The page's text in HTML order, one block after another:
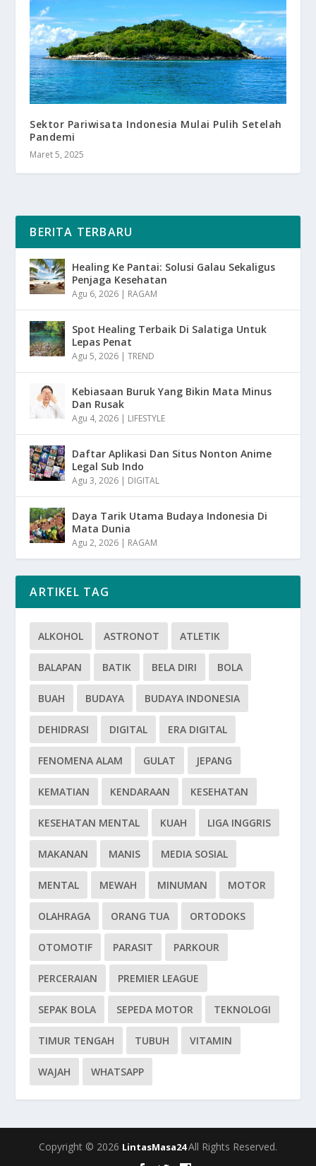
Sektor Pariwisata Indonesia Mulai Pulih Setelah
Pandemi
Maret 5, 2025
BERITA TERBARU
Healing Ke Pantai: Solusi Galau Sekaligus
Penjaga Kesehatan
Agu 6, 2026 | RAGAM
Spot Healing Terbaik Di Salatiga Untuk
Lepas Penat
Agu 5, 2026 |TREND
Kebiasaan Buruk Yang Bikin Mata Minus
Dan Rusak
Agu 4, 2026 | LIFESTYLE
Daftar Aplikasi Dan Situs Nonton Anime
Legal Sub Indo
Agu 3, 2026 | DIGITAL
Daya Tarik Utama Budaya Indonesia Di
Mata Dunia
Agu 2, 2026 | RAGAM
ARTIKEL TAG
ALKOHOL ASTRONOT ATLETIK
BALAPAN BATIK BELA DIRI BOLA
BUAH BUDAYA BUDAYA INDONESIA
DEHIDRASI DIGITAL ERA DIGITAL
FENOMENA ALAM GULAT JEPANG
KEMATIAN KENDARAAN KESEHATAN
KESEHATAN MENTAL KUAH LIGA INGGRIS
MAKANAN MANIS MEDIA SOSIAL
MENTAL MEWAH MINUMAN MOTOR
OLAHRAGA ORANG TUA ORTODOKS
OTOMOTIF PARASIT PARKOUR
PERCERAIAN PREMIER LEAGUE
SEPAK BOLA SEPEDA MOTOR TEKNOLOGI
TIMUR TENGAH TUBUH VITAMIN
WAJAH WHATSAPP
Copyright © 2026 LintasMasa24All Rights Reserved.